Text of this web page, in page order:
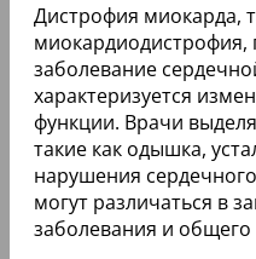
Дистрофия миокарда,
миокардиодистрофия,
заболевание
характеризуется
функции. Врачи
такие как одышка,
нарушения
могут различаться в
заболевания и